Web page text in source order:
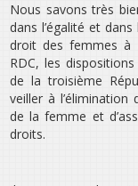
Nous savons très
dans l’égalité et
droit des femmes à
RDC, les
de la troisième
veiller à
de la femme et
droits.